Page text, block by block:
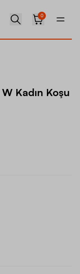
0
Kadın Koşu